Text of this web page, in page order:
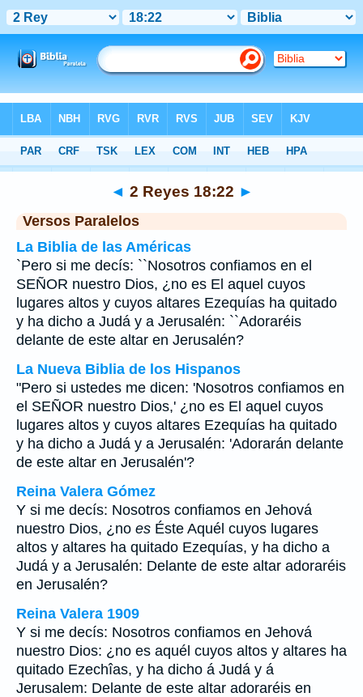
>2 Reyes Capítulo 18 > Verso 22
◄ 2 Reyes 18:22 ►
Versos Paralelos
La Biblia de las Américas
`Pero si me decís: ``Nosotros confiamos en el
SEÑOR nuestro Dios, ¿no es El aquel cuyos
lugares altos y cuyos altares Ezequías ha quitado
y ha dicho a Judá y a Jerusalén: ``Adoraréis
delante de este altar en Jerusalén?
La Nueva Biblia de los Hispanos
"Pero si ustedes me dicen: 'Nosotros confiamos en
el SEÑOR nuestro Dios,' ¿no es El aquel cuyos
lugares altos y cuyos altares Ezequías ha quitado
y ha dicho a Judá y a Jerusalén: 'Adorarán delante
de este altar en Jerusalén'?
Reina Valera Gómez
Y si me decís: Nosotros confiamos en Jehová
nuestro Dios, ¿no es Éste Aquél cuyos lugares
altos y altares ha quitado Ezequías, y ha dicho a
Judá y a Jerusalén: Delante de este altar adoraréis
en Jerusalén?
Reina Valera 1909
Y si me decís: Nosotros confiamos en Jehová
nuestro Dios: ¿no es aquél cuyos altos y altares ha
quitado Ezechîas, y ha dicho á Judá y á
Jerusalem: Delante de este altar adoraréis en